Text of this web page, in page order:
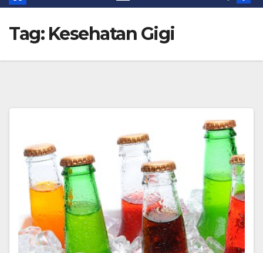
Tag: Kesehatan Gigi